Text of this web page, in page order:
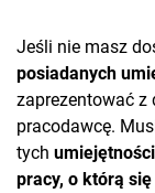
Jeśli nie masz
posiadanych
zaprezentować z
pracodawcę.
tych
pracy, o którą